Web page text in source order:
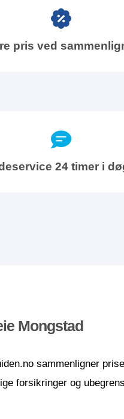
pris ved
24 timer i
Mongstad
sammenligner
forsikringer og